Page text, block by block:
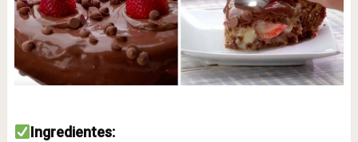
Ingredientes:⁣